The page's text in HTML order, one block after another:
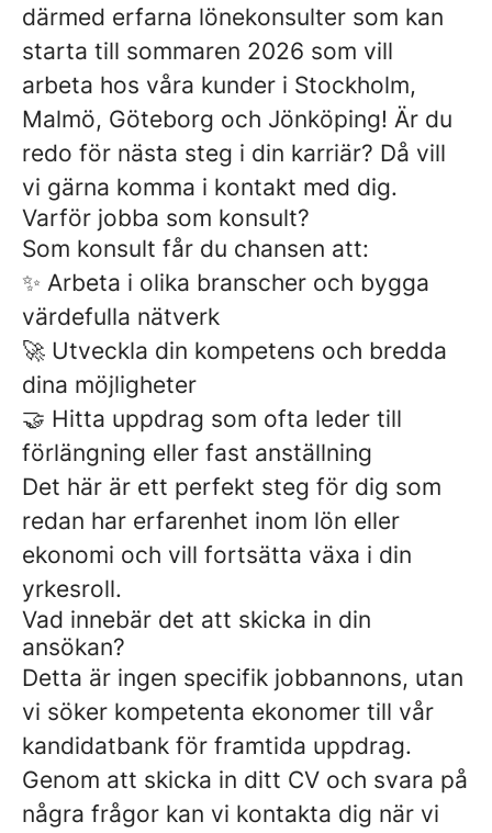
därmed erfarna lönekonsulter som kan
starta till sommaren 2026 som vill
arbeta hos våra kunder i Stockholm,
Malmö, Göteborg och Jönköping! Är du
redo för nästa steg i din karriär? Då vill
vi gärna komma i kontakt med dig.
Varför jobba som konsult?
Som konsult får du chansen att:
✨ Arbeta i olika branscher och bygga
värdefulla nätverk
🚀 Utveckla din kompetens och bredda
dina möjligheter
🤝 Hitta uppdrag som ofta leder till
förlängning eller fast anställning
Det här är ett perfekt steg för dig som
redan har erfarenhet inom lön eller
ekonomi och vill fortsätta växa i din
yrkesroll.
Vad innebär det att skicka in din
ansökan?
Detta är ingen specifik jobbannons, utan
vi söker kompetenta ekonomer till vår
kandidatbank för framtida uppdrag.
Genom att skicka in ditt CV och svara på
några frågor kan vi kontakta dig när vi